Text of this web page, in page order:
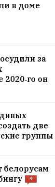
в доме
за
2020‑го он
две
группы
белорусам
9